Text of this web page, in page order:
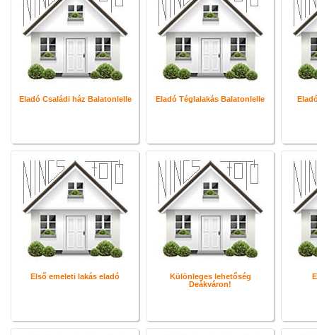
Eladó Családi ház Balatonlelle Eladó Téglalakás Balatonlelle
Első emeleti lakás eladó
Különleges lehetőség
Deákváron!